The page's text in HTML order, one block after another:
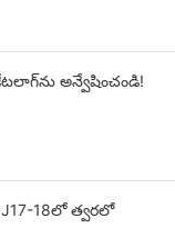
అన్వేషించండి!
18లో త్వరలో